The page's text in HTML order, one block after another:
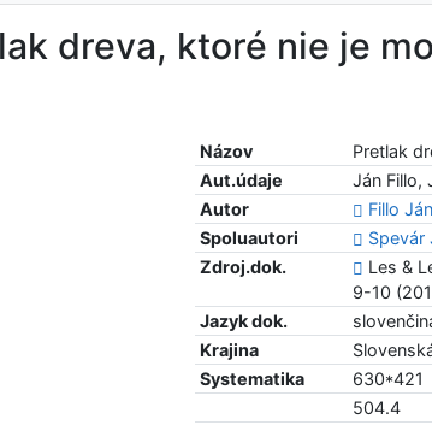
dreva, ktoré nie je
Názov
Pretlak
Aut.údaje
Ján Fillo,
Autor
Fillo Ján
Spoluautori
Spevár
Zdroj.dok.
Les &
9-10
Jazyk dok.
Krajina
Systematika
630*421
504.4